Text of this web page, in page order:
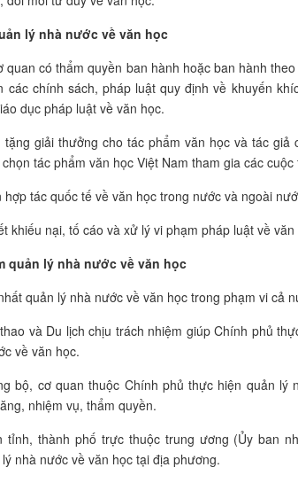
lý nhà nước về văn học
quan có thẩm quyền ban hành hoặc ban hành
các chính sách, pháp luật quy định về khuyến
dục pháp luật về văn học.
giải thưởng cho tác phẩm văn học và tác giả
tác phẩm văn học Việt Nam tham gia các cuộc
tác quốc tế về văn học trong nước và ngoài
khiếu nại, tố cáo và xử lý vi phạm pháp luật về văn
quản lý nhà nước về văn học
quản lý nhà nước về văn học trong phạm vi cả
và Du lịch chịu trách nhiệm giúp Chính phủ
về văn học.
bộ, cơ quan thuộc Chính phủ thực hiện quản lý
nhiệm vụ, thẩm quyền.
tỉnh, thành phố trực thuộc trung ương (Ủy ban
nhà nước về văn học tại địa phương.